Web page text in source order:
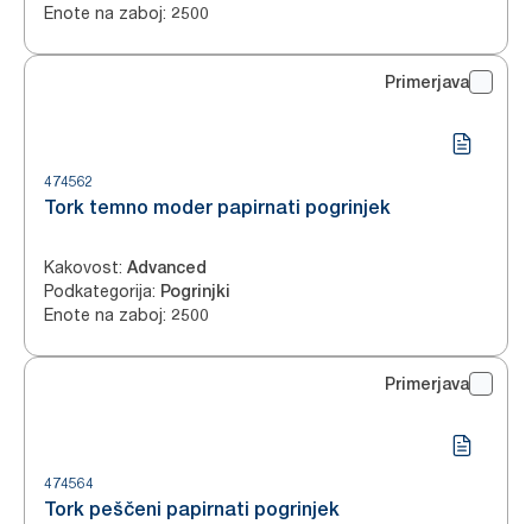
Enote na zaboj: 2500
Primerjava
474562
Tork temno moder papirnati pogrinjek
Kakovost: Advanced
Podkategorija: Pogrinjki
Enote na zaboj: 2500
Primerjava
474564
Tork peščeni papirnati pogrinjek